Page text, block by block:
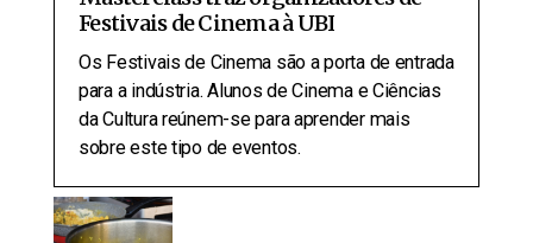
Festivais de Cinema à UBI
Os Festivais de Cinema são a porta de entrada
para a indústria. Alunos de Cinema e Ciências
da Cultura reúnem-se para aprender mais
sobre este tipo de eventos.